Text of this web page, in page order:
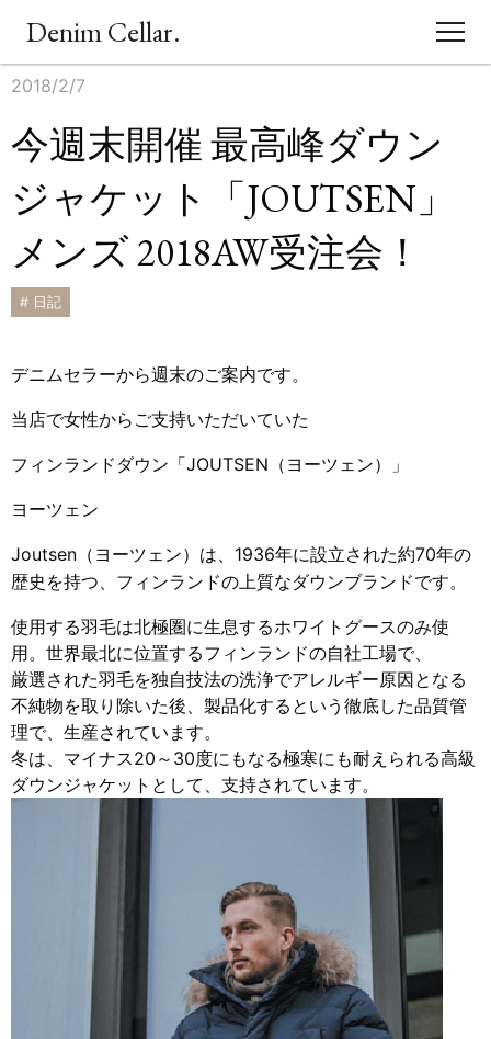
Denim Cellar.
CONCEPT
EVENT
ACCESS
2018/2/7
今週末開催 最高峰ダウン
ジャケット「JOUTSEN」
メンズ 2018AW受注会！
# 日記
デニムセラーから週末のご案内です。
当店で女性からご支持いただいていた
フィンランドダウン「JOUTSEN（ヨーツェン）」
ヨーツェン
Joutsen（ヨーツェン）は、1936年に設立された約70年の
歴史を持つ、フィンランドの上質なダウンブランドです。
使用する羽毛は北極圏に生息するホワイトグースのみ使
用。世界最北に位置するフィンランドの自社工場で、
厳選された羽毛を独自技法の洗浄でアレルギー原因となる
不純物を取り除いた後、製品化するという徹底した品質管
理で、生産されています。
冬は、マイナス20～30度にもなる極寒にも耐えられる高級
ダウンジャケットとして、支持されています。